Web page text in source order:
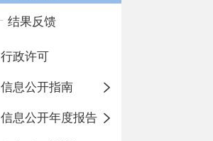
结果反馈
行政许可
信息公开指南
信息公开年度报告